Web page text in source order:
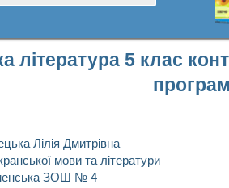
література 5 клас
Лілія Дмитрівна
мови та літератури
ЗОШ № 4